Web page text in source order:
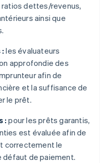
dettes/revenus,
ainsi que
les évaluateurs
approfondie des
afin de
et la suffisance de
le prêt.
: pour les prêts garantis,
est évaluée afin de
correctement le
défaut de paiement.